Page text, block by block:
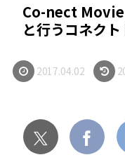
Co-nect Movie
と行うコネクト
2017.04.02